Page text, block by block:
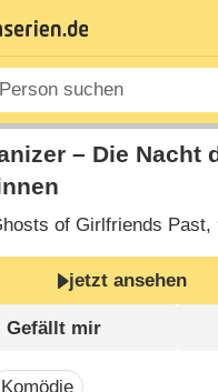
– Die Nacht
of Girlfriends Past‎,
jetzt ansehen
Komödie